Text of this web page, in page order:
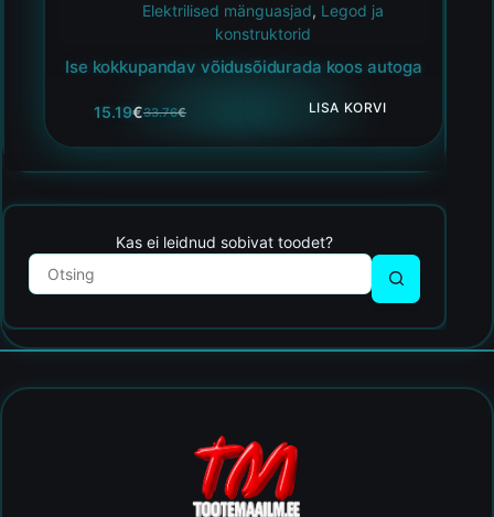
Elektrilised mänguasjad, Legod ja
konstruktorid
Ise kokkupandav võidusõidurada koos autoga
33.76€
15.19€ LISA KORVI
Kas ei leidnud sobivat toodet?